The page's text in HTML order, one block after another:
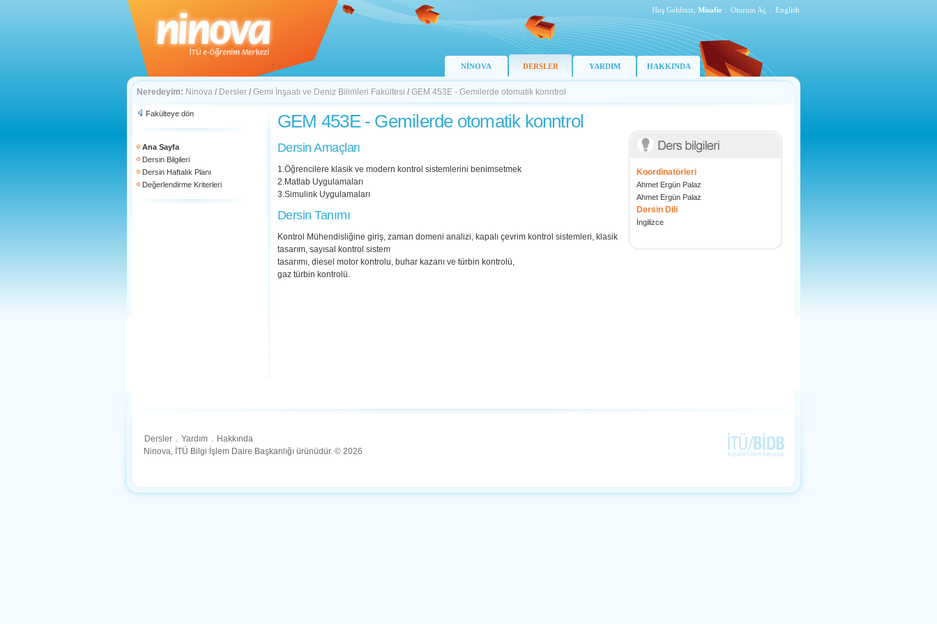
Hoş Geldiniz, Misafir Oturum Aç English
NİNOVA DERSLER YARDIM HAKKINDA
Neredeyim: Ninova / Dersler / Gemi İnşaatı ve Deniz Bilimleri Fakültesi / GEM 453E - Gemilerde otomatik konntrol
Fakülteye dön
Ana Sayfa
Dersin Bilgileri
Dersin Haftalık Planı
Değerlendirme Kriterleri
GEM 453E - Gemilerde otomatik konntrol
Dersin Amaçları
1.Öğrencilere klasik ve modern kontrol sistemlerini benimsetmek
2.Matlab Uygulamaları
3.Simulink Uygulamaları
Dersin Tanımı
Kontrol Mühendisliğine giriş, zaman domeni analizi, kapalı çevrim kontrol sistemleri, klasik
tasarım, sayısal kontrol sistem
tasarımı, diesel motor kontrolu, buhar kazanı ve türbin kontrolü,
gaz türbin kontrolü.
Koordinatörleri
Ahmet Ergün Palaz
Ahmet Ergün Palaz
Dersin Dili
İngilizce
Dersler . Yardım . Hakkında
Ninova, İTÜ Bilgi İşlem Daire Başkanlığı ürünüdür. © 2026